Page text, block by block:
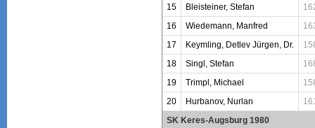
15
Bleisteiner, Stefan
16
Wiedemann, Manfred
17
Keymling, Detlev Jürgen, Dr.
18
Singl, Stefan
19
Trimpl, Michael
20
Hurbanov, Nurlan
SK Keres-Augsburg 1980